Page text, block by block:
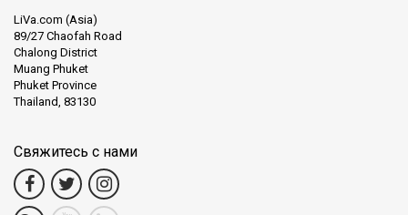
LiVa.com (Asia)
89/27 Chaofah Road
Chalong District
Muang Phuket
Phuket Province
Thailand, 83130
Свяжитесь с нами